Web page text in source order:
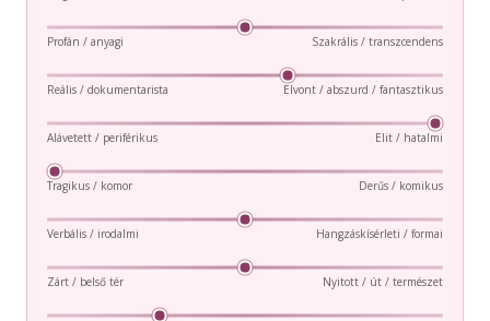
Profán / anyagi Szakrális / transzcendens
Reális / dokumentarista Elvont / abszurd / fantasztikus
Alávetett / periférikus Elit / hatalmi
Tragikus / komor Derűs / komikus
Verbális / irodalmi Hangzáskísérleti / formai
Zárt / belső tér Nyitott / út / természet